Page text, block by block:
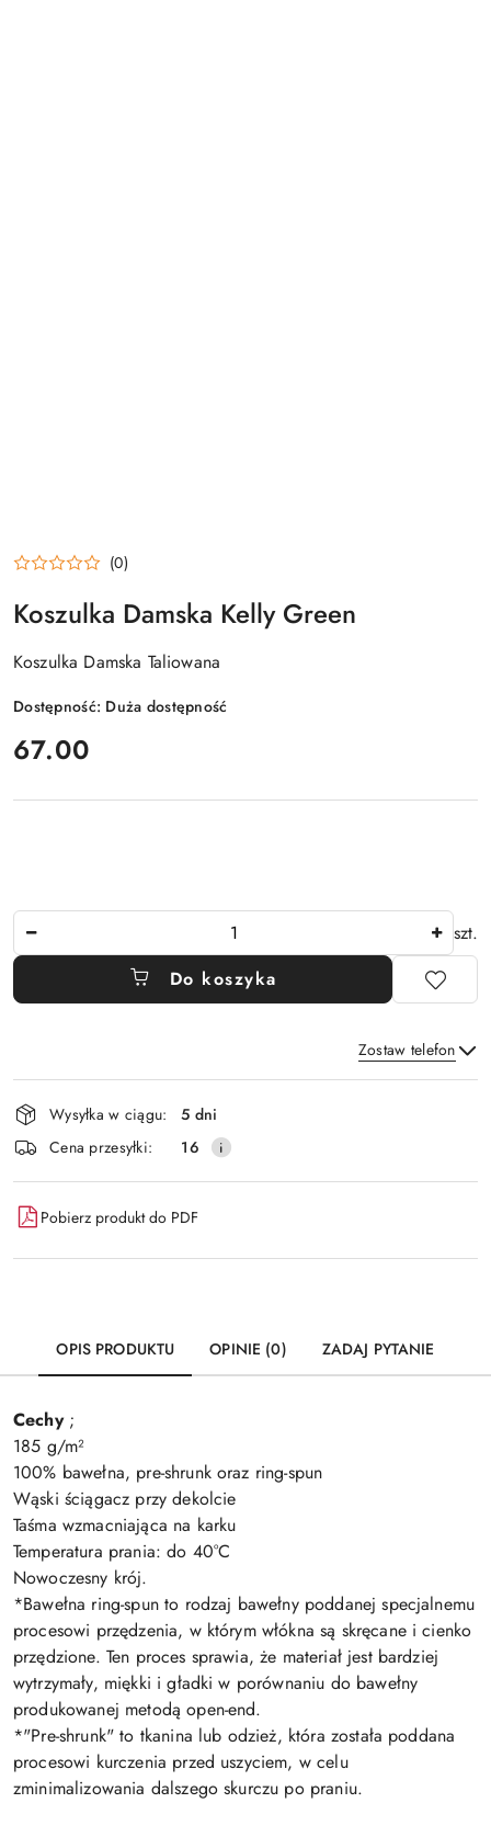
(0)
Koszulka Damska Kelly Green
Koszulka Damska Taliowana
Dostępność: Duża dostępność
cena:
67.00
szt.
Do koszyka
Zostaw telefon
Wyślij
Dostępność
i
dostawa
Wysyłka w ciągu:
5 dni
Cena przesyłki:
16
Pobierz produkt do PDF
OPIS PRODUKTU OPINIE (0) ZADAJ PYTANIE
Cechy ;
185 g/m²
100% bawełna, pre-shrunk oraz ring-spun
Wąski ściągacz przy dekolcie
Taśma wzmacniająca na karku
Temperatura prania: do 40°C
Nowoczesny krój.
*Bawełna ring-spun to rodzaj bawełny poddanej specjalnemu
procesowi przędzenia, w którym włókna są skręcane i cienko
przędzione. Ten proces sprawia, że materiał jest bardziej
wytrzymały, miękki i gładki w porównaniu do bawełny
produkowanej metodą open-end.
*"Pre-shrunk" to tkanina lub odzież, która została poddana
procesowi kurczenia przed uszyciem, w celu
zminimalizowania dalszego skurczu po praniu.